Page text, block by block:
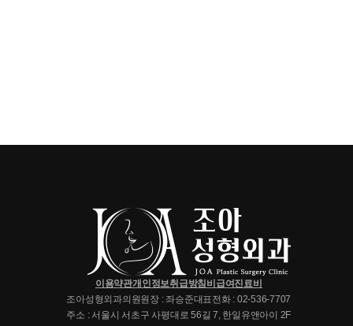
이용약관개인정보취급방침비급여진료비
조아성형외과의원원장 : 좌승준대표전화 : 02-536-7707
주소 : 서울시 서초구 사평대로 56길 7, 한일유앤아이 2F